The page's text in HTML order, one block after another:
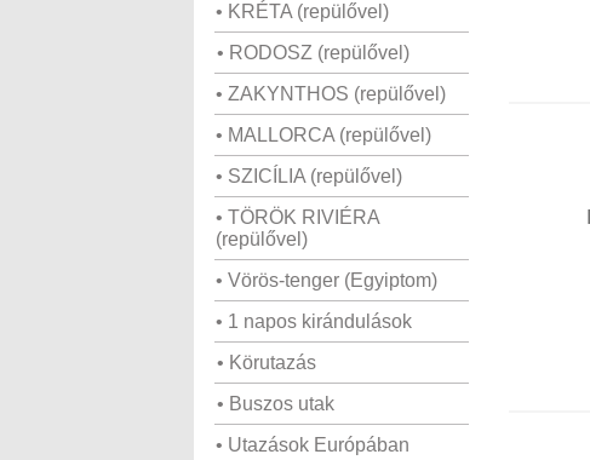
• KRÉTA (repülővel)
• RODOSZ (repülővel)
• ZAKYNTHOS (repülővel)
• MALLORCA (repülővel)
• SZICÍLIA (repülővel)
• TÖRÖK RIVIÉRA
(repülővel)
• Vörös-tenger (Egyiptom)
• 1 napos kirándulások
• Körutazás
• Buszos utak
• Utazások Európában